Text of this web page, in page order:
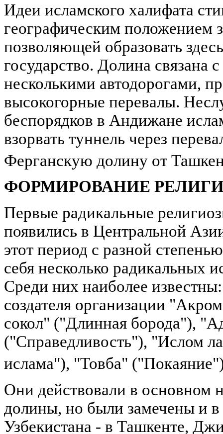
Идеи исламского халифата
географическим положением
позволяющей образовать
государство. Долина связана
несколькими автодорогами,
высокогорные перевалы.
беспорядков в Андижане
взорвать туннель через
Ферганскую долину от
ФОРМИРОВАНИЕ
Первые радикальные
появились в Центральной
этот период с разной
себя несколько радикальных
Среди них наиболее
создателя организации
сокол" ("Длинная борода"),
("Справедливость"), "Ислом
ислама"), "Товба"
Они действовали в основном
долины, но были замечены и в
Узбекистана - в Ташкенте,